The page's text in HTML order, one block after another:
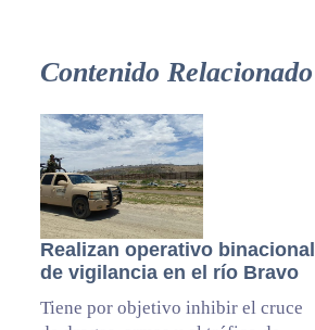
Contenido Relacionado
Realizan operativo binacional
de vigilancia en el río Bravo
Tiene por objetivo inhibir el cruce